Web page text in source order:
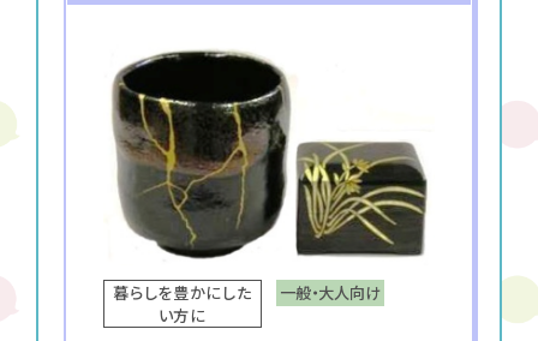
暮らしを豊かにした
い方に
一般・大人向け